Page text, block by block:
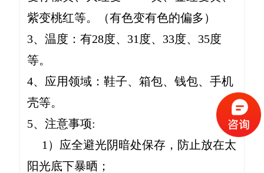
紫变桃红等。（有色变有色的偏多）
3、温度：有28度、31度、33度、35度
等。
4、应用领域：鞋子、箱包、钱包、手机
壳等。
5、注意事项:
1）应全避光阴暗处保存，防止放在太
阳光底下暴晒；